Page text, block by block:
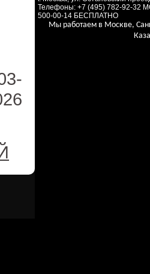
Телефоны: +7 (495) 782-92-32
500-00-14 БЕСПЛАТНО
Мы работаем в Москве,